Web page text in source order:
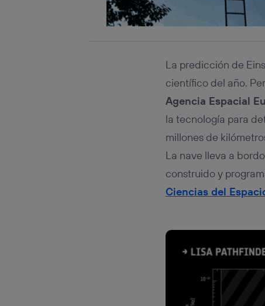
La predicción de
científico del año.
Agencia Espacial
la tecnología para
millones de
La nave lleva a
construido y
Ciencias del